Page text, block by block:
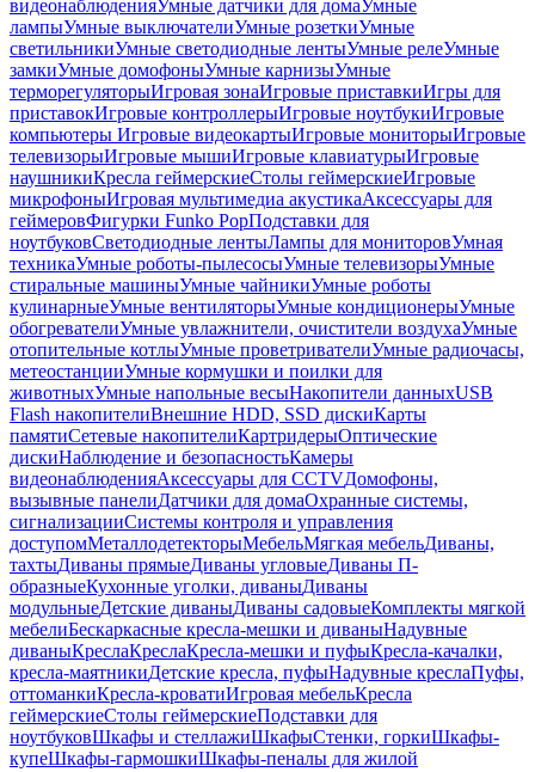
видеонаблюденияУмные датчики для домаУмные
лампыУмные выключателиУмные розеткиУмные
светильникиУмные светодиодные лентыУмные релеУмные
замкиУмные домофоныУмные карнизыУмные
терморегуляторыИгровая зонаИгровые приставкиИгры для
приставокИгровые контроллерыИгровые ноутбукиИгровые
компьютеры Игровые видеокартыИгровые мониторыИгровые
телевизорыИгровые мышиИгровые клавиатурыИгровые
наушникиКресла геймерскиеСтолы геймерскиеИгровые
микрофоныИгровая мультимедиа акустикаАксессуары для
геймеровФигурки Funko PopПодставки для
ноутбуковСветодиодные лентыЛампы для мониторовУмная
техникаУмные роботы-пылесосыУмные телевизорыУмные
стиральные машиныУмные чайникиУмные роботы
кулинарныеУмные вентиляторыУмные кондиционерыУмные
обогревателиУмные увлажнители, очистители воздухаУмные
отопительные котлыУмные проветривателиУмные радиочасы,
метеостанцииУмные кормушки и поилки для
животныхУмные напольные весыНакопители данныхUSB
Flash накопителиВнешние HDD, SSD дискиКарты
памятиСетевые накопителиКартридерыОптические
дискиНаблюдение и безопасностьКамеры
видеонаблюденияАксессуары для CCTVДомофоны,
вызывные панелиДатчики для домаОхранные системы,
сигнализацииСистемы контроля и управления
доступомМеталлодетекторыМебельМягкая мебельДиваны,
тахтыДиваны прямыеДиваны угловыеДиваны П-
образныеКухонные уголки, диваныДиваны
модульныеДетские диваныДиваны садовыеКомплекты мягкой
мебелиБескаркасные кресла-мешки и диваныНадувные
диваныКреслаКреслаКресла-мешки и пуфыКресла-качалки,
кресла-маятникиДетские кресла, пуфыНадувные креслаПуфы,
оттоманкиКресла-кроватиИгровая мебельКресла
геймерскиеСтолы геймерскиеПодставки для
ноутбуковШкафы и стеллажиШкафыСтенки, горкиШкафы-
купеШкафы-гармошкиШкафы-пеналы для жилой